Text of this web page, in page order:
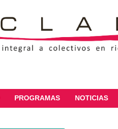
PROGRAMAS NOTICIAS